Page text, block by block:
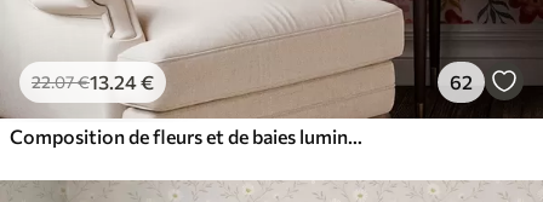
22.07€13.24€ 62
Composition de fleurs et de baies lumineuses avec des perroquets